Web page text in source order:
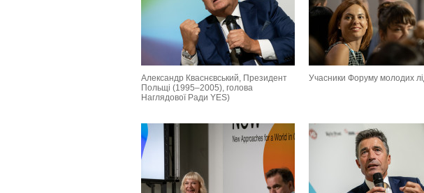
Александр Кваснєвський, Президент
Польщі (1995–2005), голова
Наглядової Ради YES)
Учасники Форуму молодих